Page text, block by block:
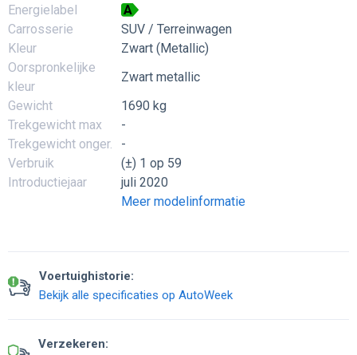
Energielabel
A
Carrosserie
SUV / Terreinwagen
Kleur
Zwart (Metallic)
Oorspronkelijke
kleur
Zwart metallic
Gewicht
1690 kg
Trekgewicht max
-
Trekgewicht onger.
-
Verbruik
(±) 1 op 59
Introductiejaar
juli 2020
Meer modelinformatie
Voertuighistorie:
Bekijk alle specificaties op AutoWeek
Verzekeren: